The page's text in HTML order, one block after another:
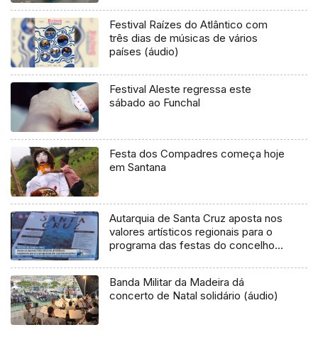
Festival Raízes do Atlântico com
três dias de músicas de vários
países (áudio)
Festival Aleste regressa este
sábado ao Funchal
Festa dos Compadres começa hoje
em Santana
Autarquia de Santa Cruz aposta nos
valores artísticos regionais para o
programa das festas do concelho
Banda Militar da Madeira dá
concerto de Natal solidário (áudio)